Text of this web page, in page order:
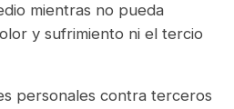
mientras no pueda
y sufrimiento ni el tercio
personales contra terceros